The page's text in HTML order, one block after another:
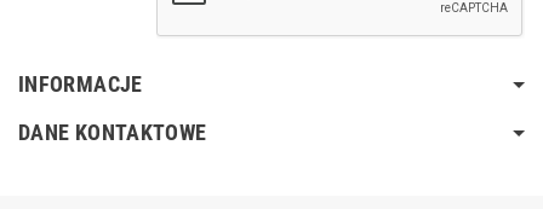
INFORMACJE
DANE KONTAKTOWE